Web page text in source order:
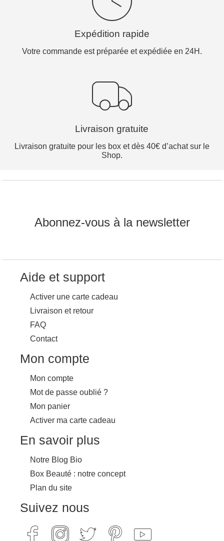
Expédition rapide
Votre commande est préparée et expédiée en 24H.
Livraison gratuite
Livraison gratuite pour les box et dès 40€ d’achat sur le
Shop.
Abonnez-vous à la newsletter
Aide et support
Activer une carte cadeau
Livraison et retour
FAQ
Contact
Mon compte
Mon compte
Mot de passe oublié ?
Mon panier
Activer ma carte cadeau
En savoir plus
Notre Blog Bio
Box Beauté : notre concept
Plan du site
Suivez nous